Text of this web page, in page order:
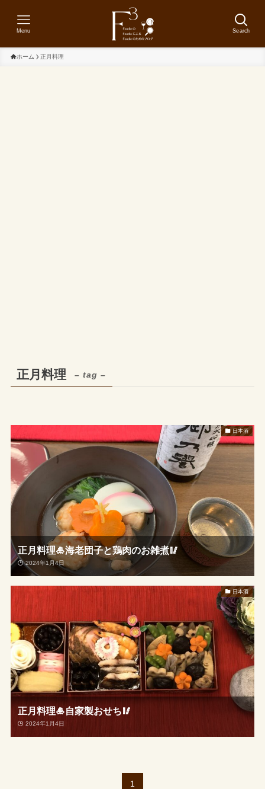
Search
Menu
ホーム 正月料理
正月料理 – tag –
日本酒
正月料理🎍海老団子と鶏肉のお雑煮🥢
2024年1月4日
日本酒
正月料理🎍自家製おせち🥢
2024年1月4日
1